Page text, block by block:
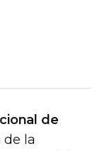
de
de la